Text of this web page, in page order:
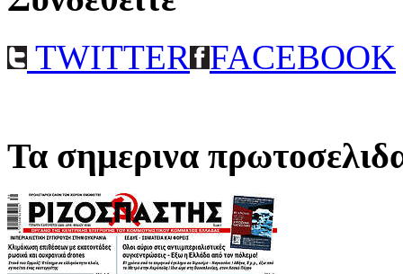
TWITTER FACEBOOK
Τα σημερινα